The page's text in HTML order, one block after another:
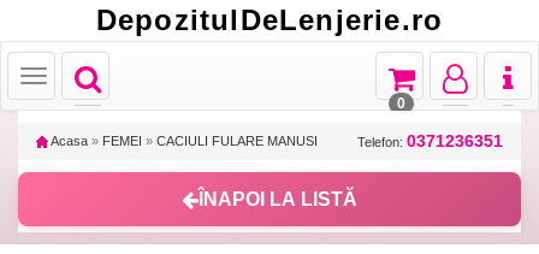
DepozitulDeLenjerie.ro
Toggle
navigation
Toggle
Toggle
navigation
Toggle
navigation
Toggle
navigation
0
Acasa » FEMEI » CACIULI FULARE MANUSI Telefon: 0371236351
ÎNAPOI LA LISTĂ